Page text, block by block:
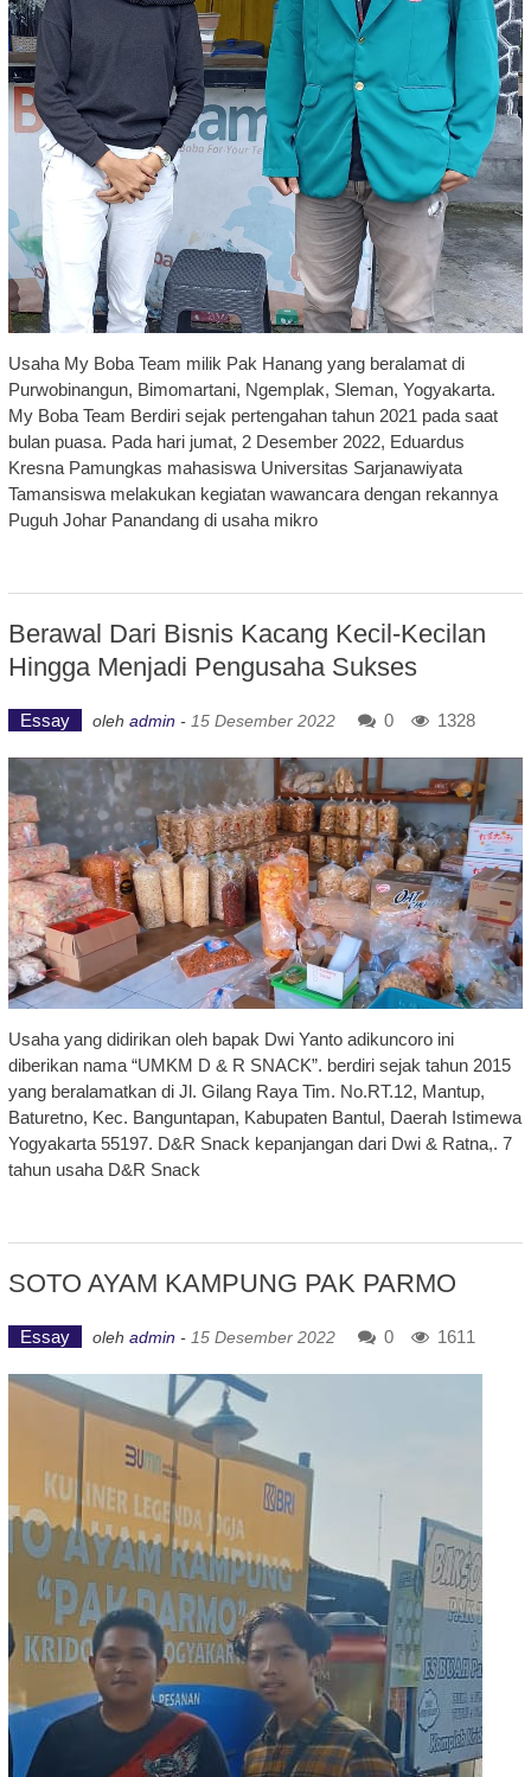
Usaha My Boba Team milik Pak Hanang yang beralamat di
Purwobinangun, Bimomartani, Ngemplak, Sleman, Yogyakarta.
My Boba Team Berdiri sejak pertengahan tahun 2021 pada saat
bulan puasa. Pada hari jumat, 2 Desember 2022, Eduardus
Kresna Pamungkas mahasiswa Universitas Sarjanawiyata
Tamansiswa melakukan kegiatan wawancara dengan rekannya
Puguh Johar Panandang di usaha mikro
Berawal Dari Bisnis Kacang Kecil-Kecilan
Hingga Menjadi Pengusaha Sukses
Essay oleh admin - 15 Desember 2022 0 1328
Usaha yang didirikan oleh bapak Dwi Yanto adikuncoro ini
diberikan nama “UMKM D & R SNACK”. berdiri sejak tahun 2015
yang beralamatkan di Jl. Gilang Raya Tim. No.RT.12, Mantup,
Baturetno, Kec. Banguntapan, Kabupaten Bantul, Daerah Istimewa
Yogyakarta 55197. D&R Snack kepanjangan dari Dwi & Ratna,. 7
tahun usaha D&R Snack
SOTO AYAM KAMPUNG PAK PARMO
Essay oleh admin - 15 Desember 2022 0 1611